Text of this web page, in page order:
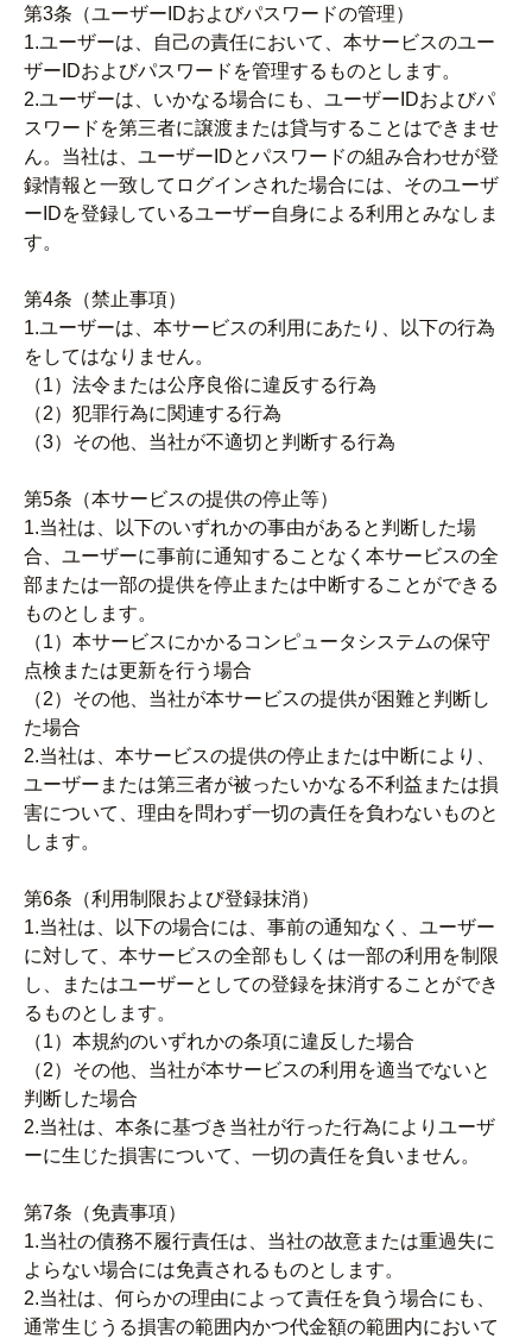
第3条（ユーザーIDおよびパスワードの管理）
1.ユーザーは、自己の責任において、本サービスのユー
ザーIDおよびパスワードを管理するものとします。
2.ユーザーは、いかなる場合にも、ユーザーIDおよびパ
スワードを第三者に譲渡または貸与することはできませ
ん。当社は、ユーザーIDとパスワードの組み合わせが登
録情報と一致してログインされた場合には、そのユーザ
ーIDを登録しているユーザー自身による利用とみなしま
す。
第4条（禁止事項）
1.ユーザーは、本サービスの利用にあたり、以下の行為
をしてはなりません。
（1）法令または公序良俗に違反する行為
（2）犯罪行為に関連する行為
（3）その他、当社が不適切と判断する行為
第5条（本サービスの提供の停止等）
1.当社は、以下のいずれかの事由があると判断した場
合、ユーザーに事前に通知することなく本サービスの全
部または一部の提供を停止または中断することができる
ものとします。
（1）本サービスにかかるコンピュータシステムの保守
点検または更新を行う場合
（2）その他、当社が本サービスの提供が困難と判断し
た場合
2.当社は、本サービスの提供の停止または中断により、
ユーザーまたは第三者が被ったいかなる不利益または損
害について、理由を問わず一切の責任を負わないものと
します。
第6条（利用制限および登録抹消）
1.当社は、以下の場合には、事前の通知なく、ユーザー
に対して、本サービスの全部もしくは一部の利用を制限
し、またはユーザーとしての登録を抹消することができ
るものとします。
（1）本規約のいずれかの条項に違反した場合
（2）その他、当社が本サービスの利用を適当でないと
判断した場合
2.当社は、本条に基づき当社が行った行為によりユーザ
ーに生じた損害について、一切の責任を負いません。
第7条（免責事項）
1.当社の債務不履行責任は、当社の故意または重過失に
よらない場合には免責されるものとします。
2.当社は、何らかの理由によって責任を負う場合にも、
通常生じうる損害の範囲内かつ代金額の範囲内において